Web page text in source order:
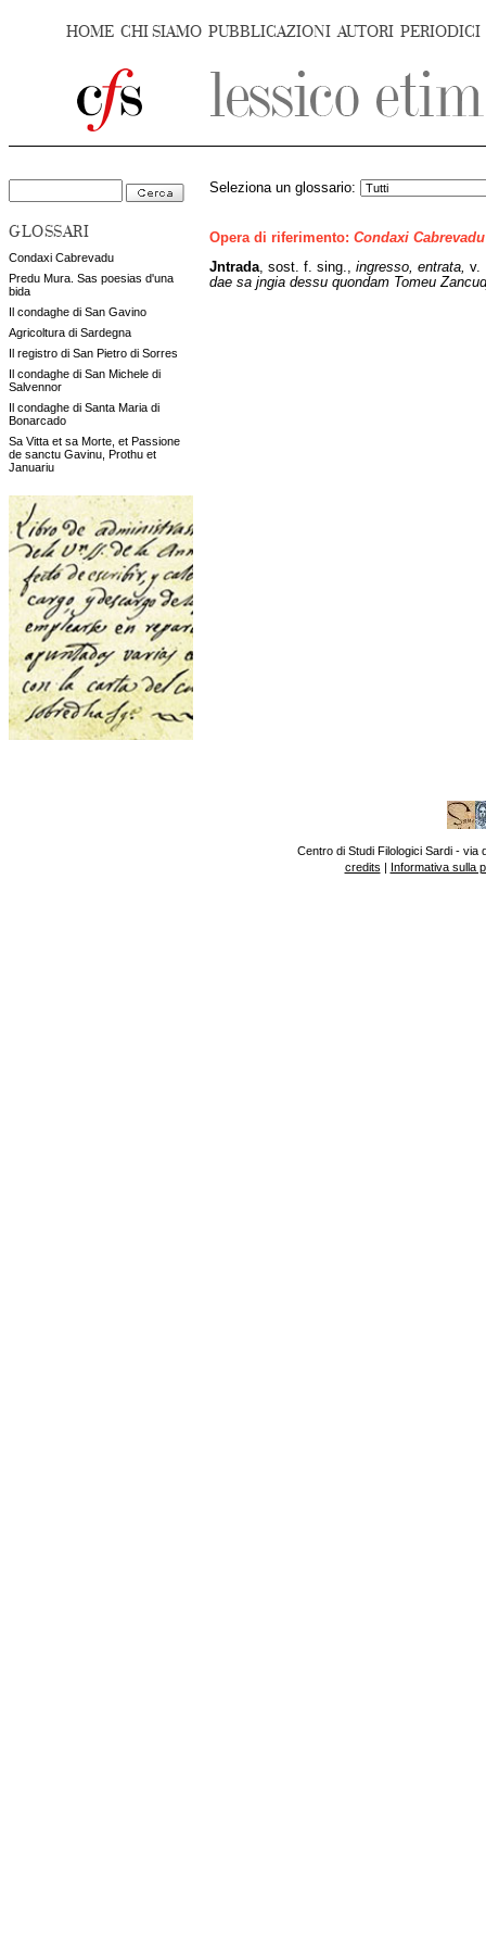
HOME CHI SIAMO PUBBLICAZIONI AUTORI PERIODICI
GLOSSARI
Condaxi Cabrevadu
Predu Mura. Sas poesias d'una
bida
Il condaghe di San Gavino
Agricoltura di Sardegna
Il registro di San Pietro di Sorres
Il condaghe di San Michele di
Salvennor
Il condaghe di Santa Maria di
Bonarcado
Sa Vitta et sa Morte, et Passione
de sanctu Gavinu, Prothu et
Januariu
Seleziona un glossario:
Opera di riferimento: Condaxi Cabrevadu
Jntrada sost. f. sing., ingresso, entrata, v.
dae sa jngia dessu quondam Tomeu
Centro di Studi Filologici Sardi - via
credits | Informativa sulla